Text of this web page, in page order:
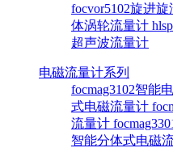
focvor5102旋进
体涡轮流量计
超声波流量计
电磁流量计系列
focmag3102智能
式电磁流量计
流量计
智能分体式电磁